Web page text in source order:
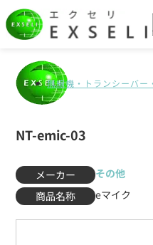
無線機・トランシーバー
NT-emic-03
メーカー
その他
商品名称
eマイク